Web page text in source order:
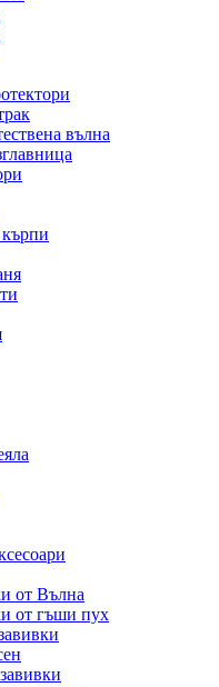
вълна
от Вълна
от гъши пух